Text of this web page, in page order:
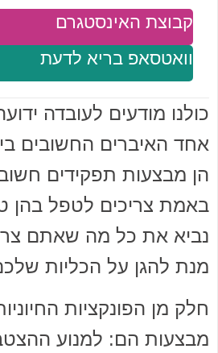
וואטסאפ בריא לדעת
קבוצת האינסטגרם
כולנו מודעים לעובדה
אחד האיברים החשובים
הן מבצעות תפקידים
באמת צריכים לטפל בהן
נביא את כל מה שאתם
מנת להגן על הכליות
חלק מן הפונקציות
מבצעות הם: למנוע